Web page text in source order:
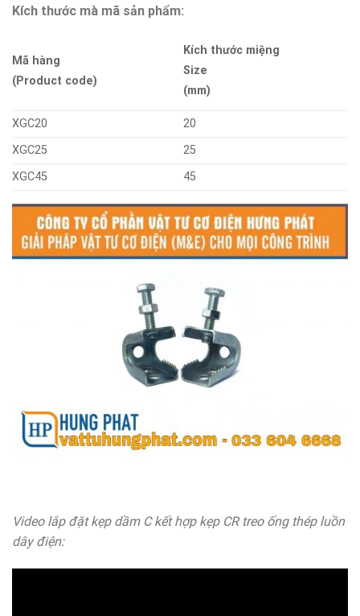
Kích thước mà mã sản phẩm:
Mã hàng
(Product code)
Kích thước miệng
Size
(mm)
XGC20
20
XGC25
25
XGC45
45
Video lắp đặt kẹp dầm C kết hợp kẹp CR treo ống thép luồn
dây điện: